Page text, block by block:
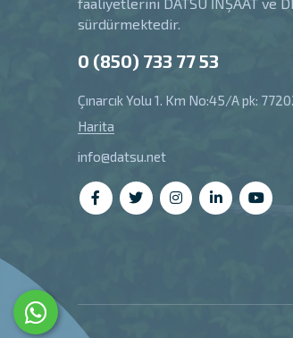
faaliyetlerini DATSU İNŞAAT ve
sürdürmektedir.
0 (850) 733 77 53
Çınarcık Yolu 1. Km No:45/A pk:
Harita
info@datsu.net